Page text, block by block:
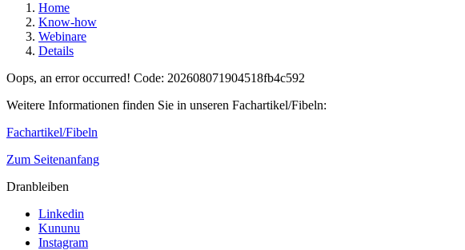
Home
Know-how
Webinare
Details
Oops, an error occurred! Code: 202608071904518fb4c592
Weitere Informationen finden Sie in unseren Fachartikel/Fibeln:
Fachartikel/Fibeln
Zum Seitenanfang
Dranbleiben
Linkedin
Kununu
Instagram